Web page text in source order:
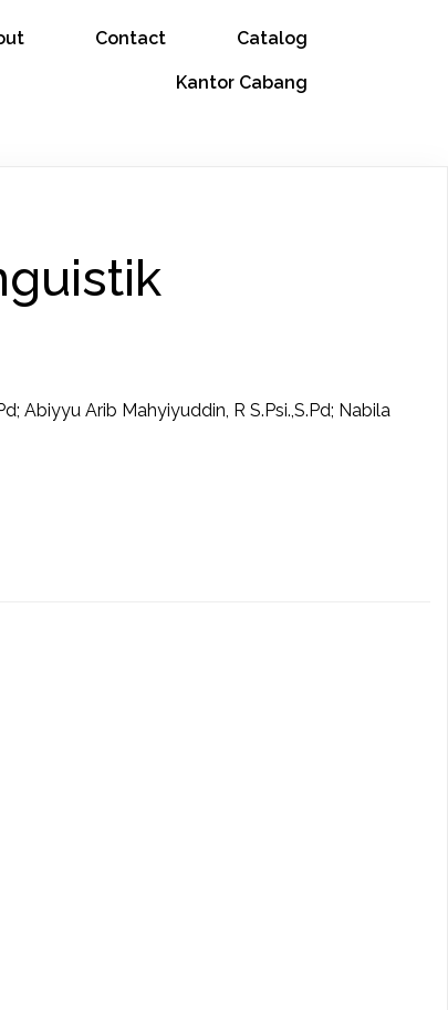
Contact Catalog
Kantor Cabang
Abiyyu Arib Mahyiyuddin, R S.Psi.,S.Pd; Nabila